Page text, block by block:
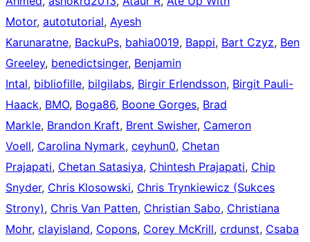
Motor, autotutorial, Ayesh
Karunaratne, BackuPs, bahia0019, Bappi, Bart Czyz, Ben
Greeley, benedictsinger, Benjamin
Intal, bibliofille, bilgilabs, Birgir Erlendsson, Birgit Pauli-
Haack, BMO, Boga86, Boone Gorges, Brad
Markle, Brandon Kraft, Brent Swisher, Cameron
Voell, Carolina Nymark, ceyhun0, Chetan
Prajapati, Chetan Satasiya, Chintesh Prajapati, Chip
Snyder, Chris Klosowski, Chris Trynkiewicz (Sukces
Strony), Chris Van Patten, Christian Sabo, Christiana
Mohr, clayisland, Copons, Corey McKrill, crdunst, Csaba